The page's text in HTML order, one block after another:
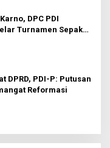
DPC PDI
Turnamen Sepak
DPRD, PDI-P: Putusan
Reformasi